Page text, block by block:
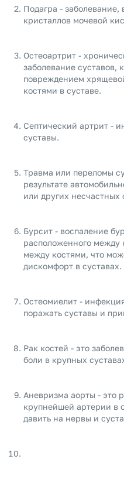
Подагра -
кристаллов мочевой
Остеоартрит -
заболевание суставов,
повреждением
костями в суставе.
Септический артрит -
суставы.
Травма или переломы
результате
или других несчастных
Бурсит - воспаление
расположенного между
между костями, что
дискомфорт в суставах.
Остеомиелит -
поражать суставы и
Рак костей - это
боли в крупных
Аневризма аорты - это
крупнейшей артерии в
давить на нервы и